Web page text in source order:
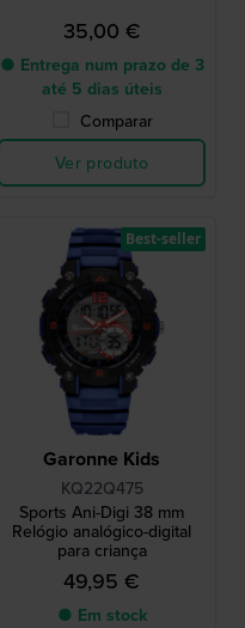
35,00 €
● Entrega num prazo de 3
até 5 dias úteis
Comparar
Ver produto
Garonne Kids
KQ22Q475
Sports Ani-Digi 38 mm
Relógio analógico-digital
para criança
49,95 €
● Em stock
Best-seller